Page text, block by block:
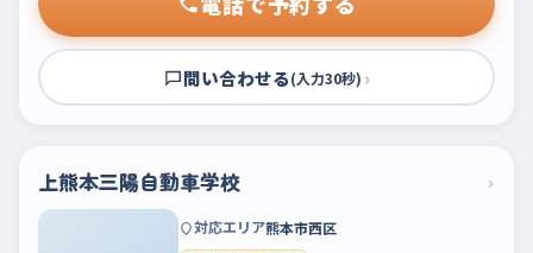
問い合わせる(入力30秒) ›
上熊本三陽自動車学校 ›
対応エリア熊本市西区